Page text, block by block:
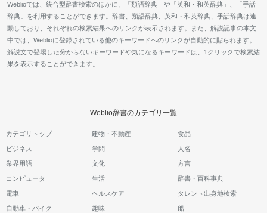
Weblioでは、統合型辞書検索のほかに、「類語辞典」や「英和・和英辞典」、「手話
辞典」を利用することができます。辞書、類語辞典、英和・和英辞典、手話辞典は連
動しており、それぞれの検索結果へのリンクが表示されます。また、解説記事の本文
中では、Weblioに登録されている他のキーワードへのリンクが自動的に貼られます。
解説文で登場した分からないキーワードや気になるキーワードは、1クリックで検索結
果を表示することができます。
Weblio辞書のカテゴリ一覧
カテゴリトップ 建物・不動産 食品
ビジネス 学問 人名
業界用語 文化 方言
コンピュータ 生活 辞書・百科事典
電車 ヘルスケア タレント出身地検索
自動車・バイク 趣味 船